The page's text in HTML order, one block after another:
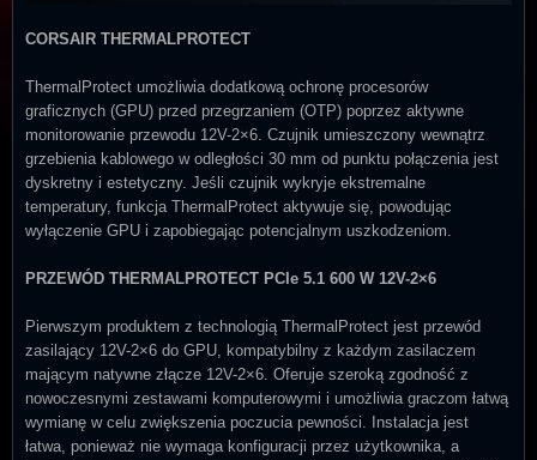
CORSAIR THERMALPROTECT
ThermalProtect umożliwia dodatkową ochronę procesorów
graficznych (GPU) przed przegrzaniem (OTP) poprzez aktywne
monitorowanie przewodu 12V-2×6. Czujnik umieszczony wewnątrz
grzebienia kablowego w odległości 30 mm od punktu połączenia jest
dyskretny i estetyczny. Jeśli czujnik wykryje ekstremalne
temperatury, funkcja ThermalProtect aktywuje się, powodując
wyłączenie GPU i zapobiegając potencjalnym uszkodzeniom.
PRZEWÓD THERMALPROTECT PCIe 5.1 600 W 12V-2×6
Pierwszym produktem z technologią ThermalProtect jest przewód
zasilający 12V-2×6 do GPU, kompatybilny z każdym zasilaczem
mającym natywne złącze 12V-2×6. Oferuje szeroką zgodność z
nowoczesnymi zestawami komputerowymi i umożliwia graczom łatwą
wymianę w celu zwiększenia poczucia pewności. Instalacja jest
łatwa, ponieważ nie wymaga konfiguracji przez użytkownika, a